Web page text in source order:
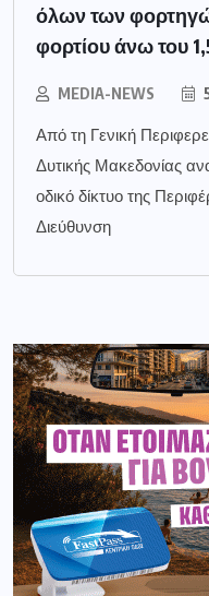
όλων των
φορτίου άνω του
MEDIA-NEWS
Από τη Γενική
Δυτικής Μακεδονίας
οδικό δίκτυο της
Διεύθυνση